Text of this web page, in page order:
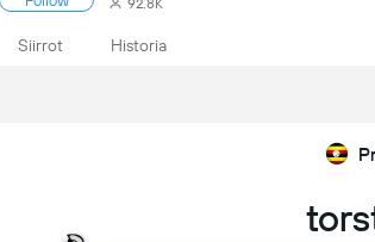
92.8K
Siirrot Historia